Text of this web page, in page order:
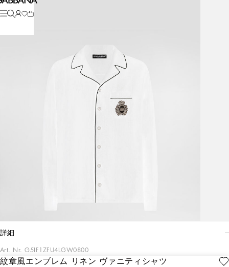
紋章風エンブレム リネン ヴァニティシャツ
詳細
Art. Nr. G5IF1ZFU4LGW0800